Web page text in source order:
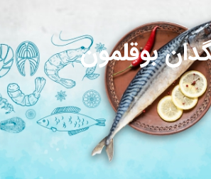
بوقلمون